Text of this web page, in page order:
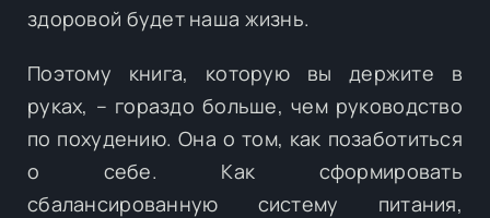
здоровой будет наша жизнь.
Поэтому книга, которую вы держите в
руках, – гораздо больше, чем руководство
по похудению. Она о том, как позаботиться
о себе. Как сформировать
сбалансированную систему питания,